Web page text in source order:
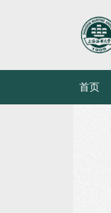
首页